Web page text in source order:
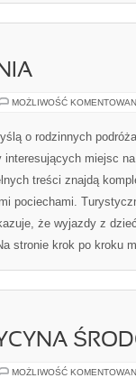
MOŻLIWOŚĆ
o rodzinnych
miejsc
treści znajdą
pociechami.
że wyjazdy z
stronie krok po kroku
MOŻLIWOŚĆ